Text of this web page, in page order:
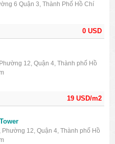
0 USD
6 Quận 3, Thành Phố Hồ Chí
19 USD/m2
12, Quận 4, Thành phố Hồ
12, Quận 4, Thành phố Hồ